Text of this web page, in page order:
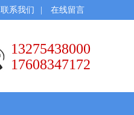
联系我们 在线留言
13275438000
17608347172